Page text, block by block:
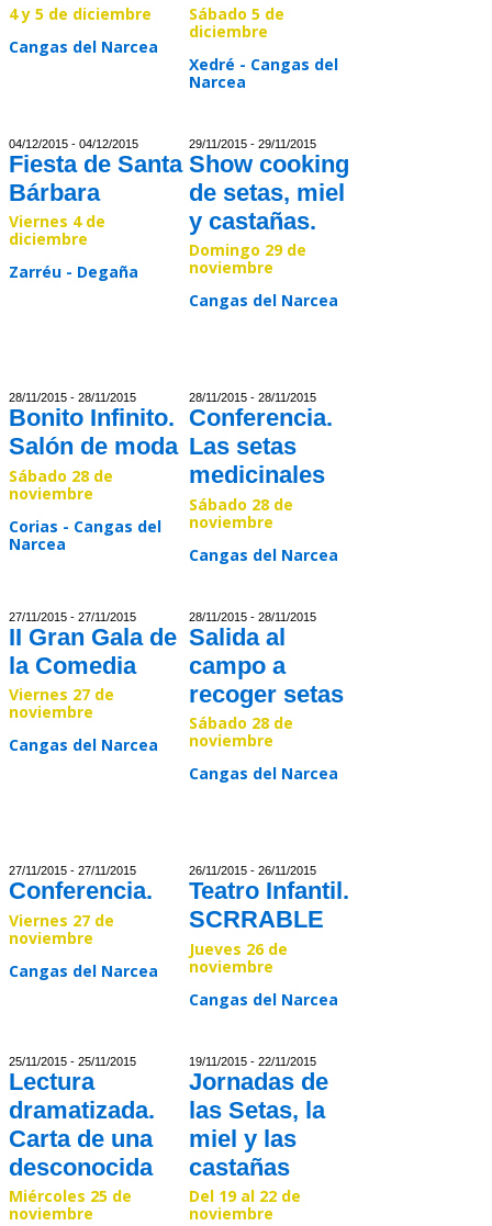
4 y 5 de diciembre
Cangas del Narcea
Sábado 5 de
diciembre
Xedré - Cangas del
Narcea
04/12/2015 - 04/12/2015
Fiesta de Santa
Bárbara
Viernes 4 de
diciembre
Zarréu - Degaña
29/11/2015 - 29/11/2015
Show cooking
de setas, miel
y castañas.
Domingo 29 de
noviembre
Cangas del Narcea
28/11/2015 - 28/11/2015
Bonito Infinito.
Salón de moda
Sábado 28 de
noviembre
Corias - Cangas del
Narcea
28/11/2015 - 28/11/2015
Conferencia.
Las setas
medicinales
Sábado 28 de
noviembre
Cangas del Narcea
27/11/2015 - 27/11/2015
II Gran Gala de
la Comedia
Viernes 27 de
noviembre
Cangas del Narcea
28/11/2015 - 28/11/2015
Salida al
campo a
recoger setas
Sábado 28 de
noviembre
Cangas del Narcea
27/11/2015 - 27/11/2015
Conferencia.
Viernes 27 de
noviembre
Cangas del Narcea
26/11/2015 - 26/11/2015
Teatro Infantil.
SCRRABLE
Jueves 26 de
noviembre
Cangas del Narcea
25/11/2015 - 25/11/2015
Lectura
dramatizada.
Carta de una
desconocida
Miércoles 25 de
noviembre
19/11/2015 - 22/11/2015
Jornadas de
las Setas, la
miel y las
castañas
Del 19 al 22 de
noviembre